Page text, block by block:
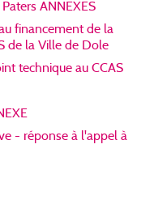
ANNEXES
financement de la
de la Ville de Dole
technique au CCAS
- réponse à l'appel à